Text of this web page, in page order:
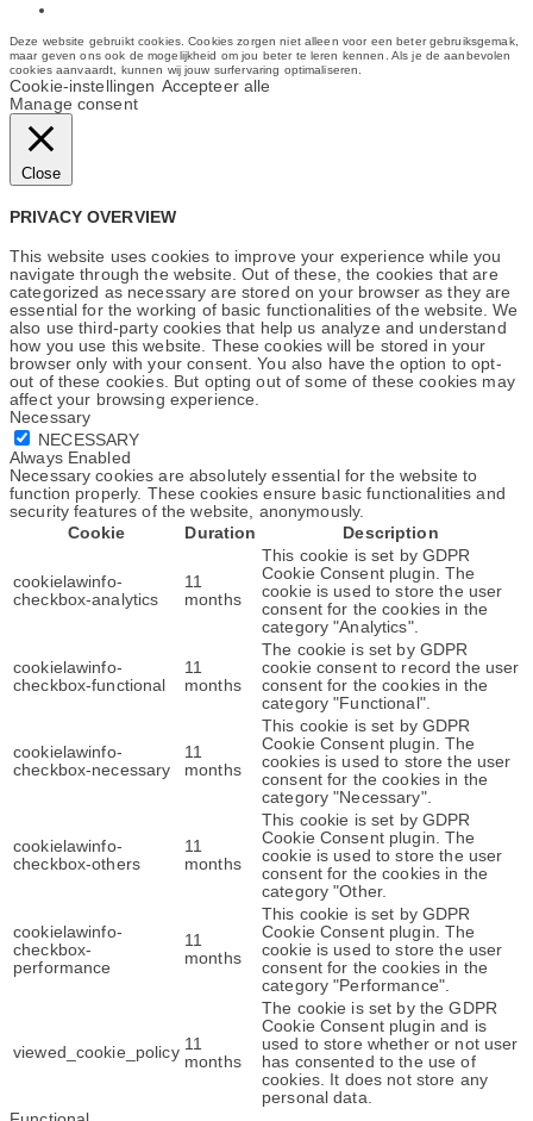
Deze website gebruikt cookies. Cookies zorgen niet alleen voor een beter gebruiksgemak,
maar geven ons ook de mogelijkheid om jou beter te leren kennen. Als je de aanbevolen
cookies aanvaardt, kunnen wij jouw surfervaring optimaliseren.
Cookie-instellingen Accepteer alle
Manage consent
Close
PRIVACY OVERVIEW
This website uses cookies to improve your experience while you
navigate through the website. Out of these, the cookies that are
categorized as necessary are stored on your browser as they are
essential for the working of basic functionalities of the website. We
also use third-party cookies that help us analyze and understand
how you use this website. These cookies will be stored in your
browser only with your consent. You also have the option to opt-
out of these cookies. But opting out of some of these cookies may
affect your browsing experience.
Necessary
NECESSARY
Always Enabled
Necessary cookies are absolutely essential for the website to
function properly. These cookies ensure basic functionalities and
security features of the website, anonymously.
Cookie
Duration Description
cookielawinfo-
checkbox-analytics
11
months
This cookie is set by GDPR
Cookie Consent plugin. The
cookie is used to store the user
consent for the cookies in the
category "Analytics".
cookielawinfo-
checkbox-functional
11
months
The cookie is set by GDPR
cookie consent to record the user
consent for the cookies in the
category "Functional".
cookielawinfo-
checkbox-necessary
11
months
This cookie is set by GDPR
Cookie Consent plugin. The
cookies is used to store the user
consent for the cookies in the
category "Necessary".
cookielawinfo-
checkbox-others
11
months
This cookie is set by GDPR
Cookie Consent plugin. The
cookie is used to store the user
consent for the cookies in the
category "Other.
cookielawinfo-
checkbox-
performance
11
months
This cookie is set by GDPR
Cookie Consent plugin. The
cookie is used to store the user
consent for the cookies in the
category "Performance".
viewed_cookie_policy 11
months
The cookie is set by the GDPR
Cookie Consent plugin and is
used to store whether or not user
has consented to the use of
cookies. It does not store any
personal data.